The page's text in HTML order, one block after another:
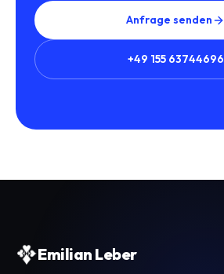
Anfrage senden
+49 155 63744696
Emilian Leber